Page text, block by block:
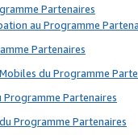
Partenaires
au Programme
Partenaires
du Programme
Programme Partenaires
Programme Partenaires